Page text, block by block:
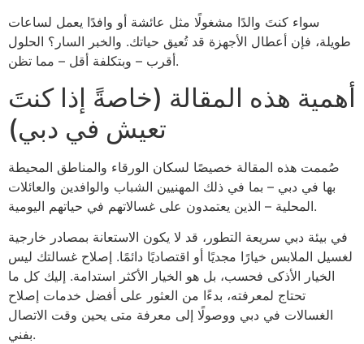
سواء كنتَ والدًا مشغولًا مثل عائشة أو وافدًا يعمل لساعات
طويلة، فإن أعطال الأجهزة قد تُعيق حياتك. والخبر السار؟ الحلول
أقرب – وبتكلفة أقل – مما تظن.
أهمية هذه المقالة (خاصةً إذا كنتَ
تعيش في دبي)
صُممت هذه المقالة خصيصًا لسكان الورقاء والمناطق المحيطة
بها في دبي – بما في ذلك المهنيين الشباب والوافدين والعائلات
المحلية – الذين يعتمدون على غسالاتهم في حياتهم اليومية.
في بيئة دبي سريعة التطور، قد لا يكون الاستعانة بمصادر خارجية
لغسيل الملابس خيارًا مجديًا أو اقتصاديًا دائمًا. إصلاح غسالتك ليس
الخيار الأذكى فحسب، بل هو الخيار الأكثر استدامة. إليك كل ما
تحتاج لمعرفته، بدءًا من العثور على أفضل خدمات إصلاح
الغسالات في دبي ووصولًا إلى معرفة متى يحين وقت الاتصال
بفني.